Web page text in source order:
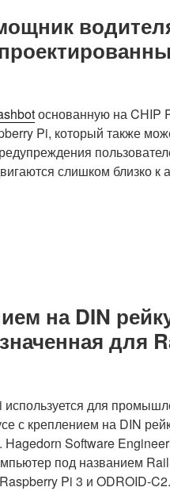
основанную на CHIP
Pi, который также
слишком близко
на DIN
для
для
с креплением на DIN
Software
под названием
Pi 3 и ODROID-C2.